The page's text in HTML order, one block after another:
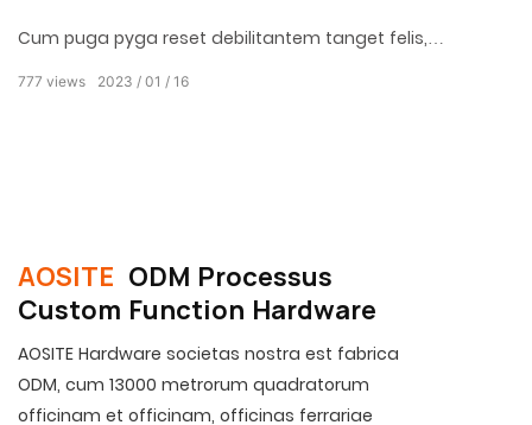
Cum puga pyga reset debilitantem tanget felis,
2023 01 16
777 views
AOSITE ODM Processus
Custom Function Hardware
AOSITE Hardware societas nostra est fabrica
ODM, cum 13000 metrorum quadratorum
officinam et officinam, officinas ferrariae